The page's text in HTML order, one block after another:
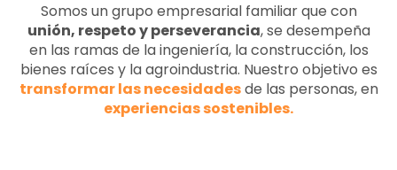
Somos un grupo empresarial familiar que con
unión, respeto y perseverancia,se desempeña
en las ramas de la ingeniería, la construcción, los
bienes raíces y la agroindustria. Nuestro objetivo es
transformar las necesidadesde las personas, en
experiencias sostenibles.